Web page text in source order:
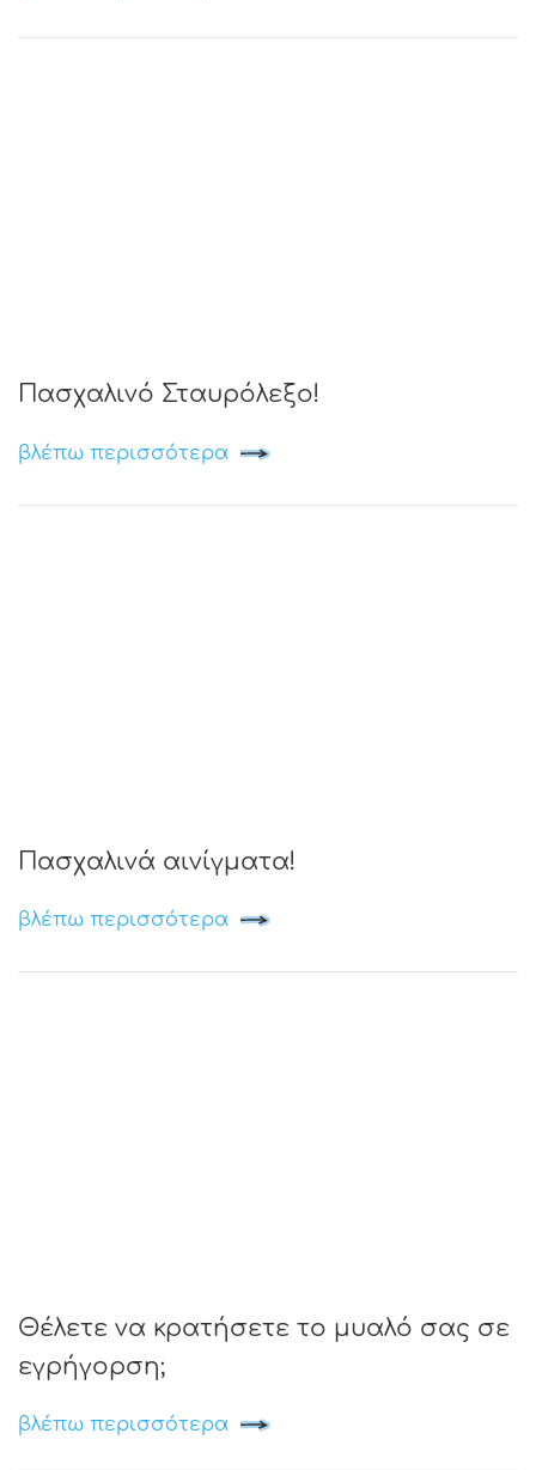
Πασχαλινό Σταυρόλεξο!
βλέπω περισσότερα
Πασχαλινά αινίγματα!
βλέπω περισσότερα
Θέλετε να κρατήσετε το μυαλό σας σε
εγρήγορση;
βλέπω περισσότερα